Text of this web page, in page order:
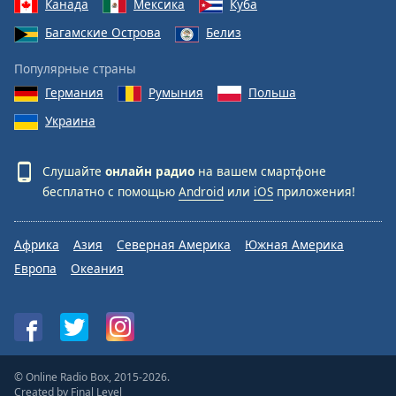
Канада
Мексика
Куба
Багамские Острова
Белиз
Популярные страны
Германия
Румыния
Польша
Украина
Слушайте онлайн радио на вашем смартфоне
бесплатно с помощью Android или iOS приложения!
Африка Азия Северная Америка
Южная Америка
Европа
Океания
© Online Radio Box, 2015-2026.
Created by Final Level